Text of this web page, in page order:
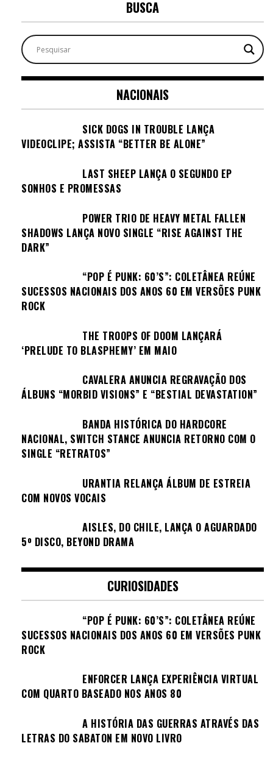
BUSCA
NACIONAIS
SICK DOGS IN TROUBLE LANÇA
VIDEOCLIPE; ASSISTA “BETTER BE ALONE”
LAST SHEEP LANÇA O SEGUNDO EP
SONHOS E PROMESSAS
POWER TRIO DE HEAVY METAL FALLEN
SHADOWS LANÇA NOVO SINGLE “RISE AGAINST THE
DARK”
“POP É PUNK: 60’S”: COLETÂNEA REÚNE
SUCESSOS NACIONAIS DOS ANOS 60 EM VERSÕES PUNK
ROCK
THE TROOPS OF DOOM LANÇARÁ
‘PRELUDE TO BLASPHEMY’ EM MAIO
CAVALERA ANUNCIA REGRAVAÇÃO DOS
ÁLBUNS “MORBID VISIONS” E “BESTIAL DEVASTATION”
BANDA HISTÓRICA DO HARDCORE
NACIONAL, SWITCH STANCE ANUNCIA RETORNO COM O
SINGLE “RETRATOS”
URANTIA RELANÇA ÁLBUM DE ESTREIA
COM NOVOS VOCAIS
AISLES, DO CHILE, LANÇA O AGUARDADO
5º DISCO, BEYOND DRAMA
CURIOSIDADES
“POP É PUNK: 60’S”: COLETÂNEA REÚNE
SUCESSOS NACIONAIS DOS ANOS 60 EM VERSÕES PUNK
ROCK
ENFORCER LANÇA EXPERIÊNCIA VIRTUAL
COM QUARTO BASEADO NOS ANOS 80
A HISTÓRIA DAS GUERRAS ATRAVÉS DAS
LETRAS DO SABATON EM NOVO LIVRO